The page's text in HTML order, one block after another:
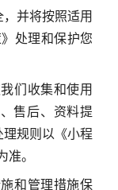
并将按照适用
处理和保护您
们收集和使用
售后、资料提
规则以《小程
。
和管理措施保